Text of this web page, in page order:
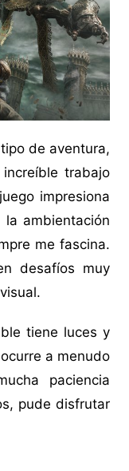
de aventura,
trabajo
impresiona
ambientación
me fascina.
desafíos muy
tiene luces y
a menudo
paciencia
pude disfrutar